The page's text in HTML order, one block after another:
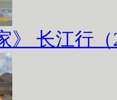
》 长江行